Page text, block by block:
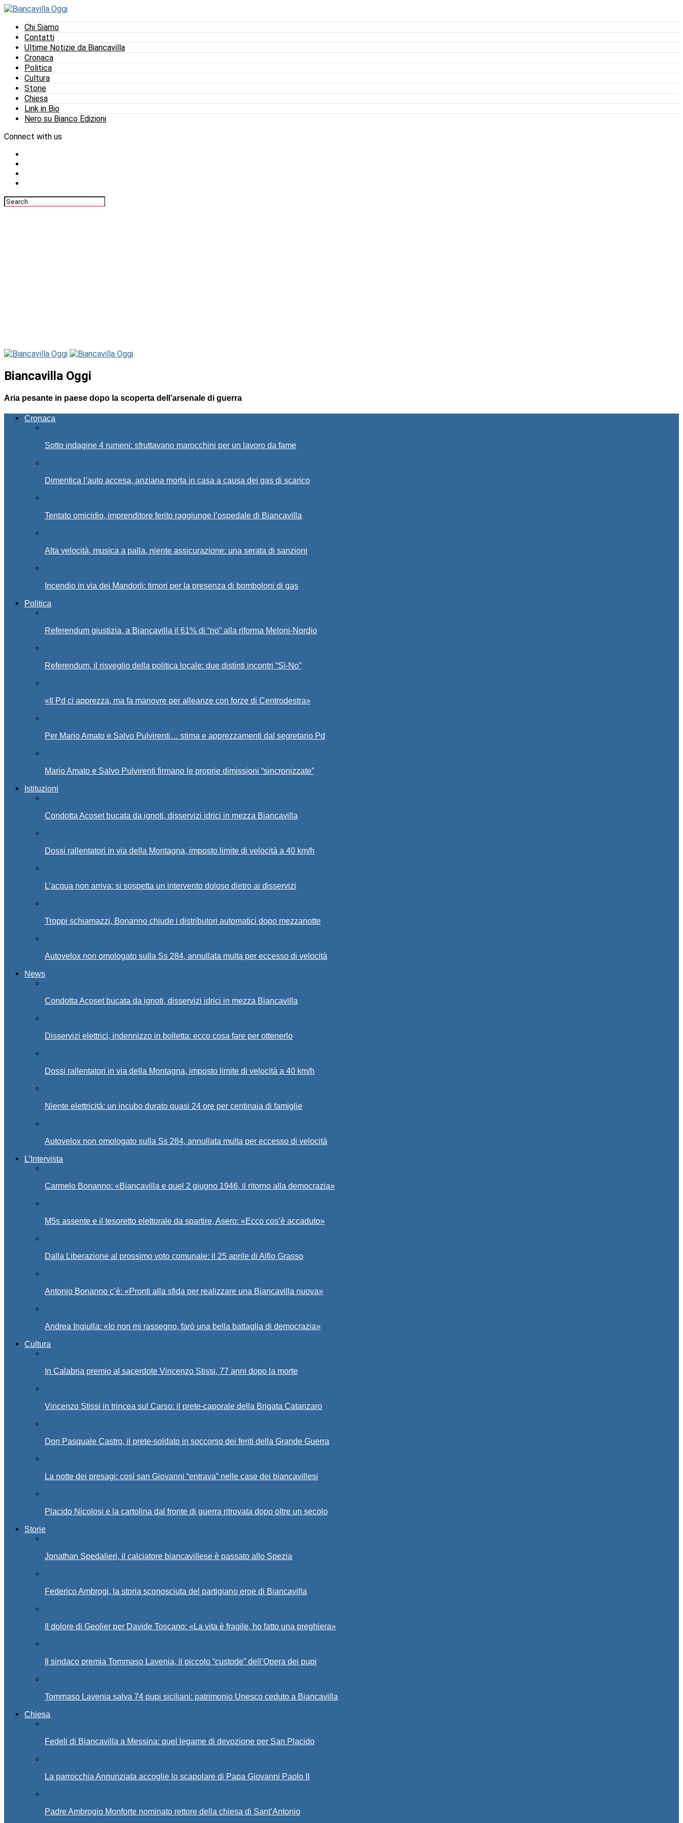
Chi Siamo
Contatti
Ultime Notizie da Biancavilla
Cronaca
Politica
Cultura
Storie
Chiesa
Link in Bio
Nero su Bianco Edizioni
Connect with us
Biancavilla Oggi
Aria pesante in paese dopo la scoperta dell’arsenale di guerra
Cronaca
Sotto indagine 4 rumeni: sfruttavano marocchini per un lavoro da fame
Dimentica l’auto accesa, anziana morta in casa a causa dei gas di scarico
Tentato omicidio, imprenditore ferito raggiunge l’ospedale di Biancavilla
Alta velocità, musica a palla, niente assicurazione: una serata di sanzioni
Incendio in via dei Mandorli: timori per la presenza di bomboloni di gas
Politica
Referendum giustizia, a Biancavilla il 61% di “no” alla riforma Meloni-Nordio
Referendum, il risveglio della politica locale: due distinti incontri “Sì-No”
«Il Pd ci apprezza, ma fa manovre per alleanze con forze di Centrodestra»
Per Mario Amato e Salvo Pulvirenti… stima e apprezzamenti dal segretario Pd
Mario Amato e Salvo Pulvirenti firmano le proprie dimissioni “sincronizzate”
Istituzioni
Condotta Acoset bucata da ignoti, disservizi idrici in mezza Biancavilla
Dossi rallentatori in via della Montagna, imposto limite di velocità a 40 km/h
L’acqua non arriva: si sospetta un intervento doloso dietro ai disservizi
Troppi schiamazzi, Bonanno chiude i distributori automatici dopo mezzanotte
Autovelox non omologato sulla Ss 284, annullata multa per eccesso di velocità
News
Condotta Acoset bucata da ignoti, disservizi idrici in mezza Biancavilla
Disservizi elettrici, indennizzo in bolletta: ecco cosa fare per ottenerlo
Dossi rallentatori in via della Montagna, imposto limite di velocità a 40 km/h
Niente elettricità: un incubo durato quasi 24 ore per centinaia di famiglie
Autovelox non omologato sulla Ss 284, annullata multa per eccesso di velocità
L’Intervista
Carmelo Bonanno: «Biancavilla e quel 2 giugno 1946, il ritorno alla democrazia»
M5s assente e il tesoretto elettorale da spartire, Asero: «Ecco cos’è accaduto»
Dalla Liberazione al prossimo voto comunale: il 25 aprile di Alfio Grasso
Antonio Bonanno c’è: «Pronti alla sfida per realizzare una Biancavilla nuova»
Andrea Ingiulla: «Io non mi rassegno, farò una bella battaglia di democrazia»
Cultura
In Calabria premio al sacerdote Vincenzo Stissi, 77 anni dopo la morte
Vincenzo Stissi in trincea sul Carso: il prete-caporale della Brigata Catanzaro
Don Pasquale Castro, il prete-soldato in soccorso dei feriti della Grande Guerra
La notte dei presagi: così san Giovanni “entrava” nelle case dei biancavillesi
Placido Nicolosi e la cartolina dal fronte di guerra ritrovata dopo oltre un secolo
Storie
Jonathan Spedalieri, il calciatore biancavillese è passato allo Spezia
Federico Ambrogi, la storia sconosciuta del partigiano eroe di Biancavilla
Il dolore di Geolier per Davide Toscano: «La vita è fragile, ho fatto una preghiera»
Il sindaco premia Tommaso Lavenia, il piccolo “custode” dell’Opera dei pupi
Tommaso Lavenia salva 74 pupi siciliani: patrimonio Unesco ceduto a Biancavilla
Chiesa
Fedeli di Biancavilla a Messina: quel legame di devozione per San Placido
La parrocchia Annunziata accoglie lo scapolare di Papa Giovanni Paolo II
Padre Ambrogio Monforte nominato rettore della chiesa di Sant’Antonio